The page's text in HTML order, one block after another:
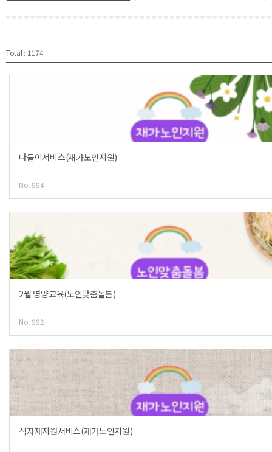
Total : 1174
나들이서비스(재가노인지원)
No. 994
2월 영양교육(노인맞춤돌봄)
No. 992
식자재지원서비스(재가노인지원)